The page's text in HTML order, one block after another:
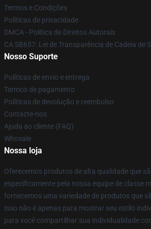
Termos e Condições
Políticas de privacidade
DMCA - Política de Direitos Autorais
CA SB657: Lei de Transparência de Cadeia de
Nosso Suporte
Políticas de envio e entrega
Termos de pagamento
Políticas de devolução e reembolso
Contacte-nos
Ajuda ao cliente (FAQ)
Whosale
Nossa loja
Oferecemos produtos de alta qualidade que
especificamente pela nossa equipe de classe
fornecemos uma variedade de produtos que
Isso não é apenas para mostrar seu estilo
para você compartilhar sua individualidade